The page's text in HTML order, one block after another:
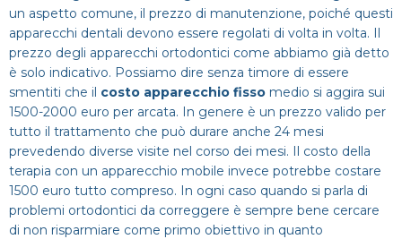
un aspetto comune, il prezzo di manutenzione, poiché questi
apparecchi dentali devono essere regolati di volta in volta. Il
prezzo degli apparecchi ortodontici come abbiamo già detto
è solo indicativo. Possiamo dire senza timore di essere
smentiti che il costo apparecchio fisso medio si aggira sui
1500-2000 euro per arcata. In genere è un prezzo valido per
tutto il trattamento che può durare anche 24 mesi
prevedendo diverse visite nel corso dei mesi. Il costo della
terapia con un apparecchio mobile invece potrebbe costare
1500 euro tutto compreso. In ogni caso quando si parla di
problemi ortodontici da correggere è sempre bene cercare
di non risparmiare come primo obiettivo in quanto